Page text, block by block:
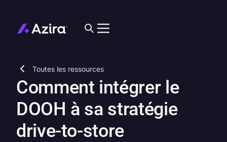
Toutes les ressources
Comment intégrer le
DOOH à sa stratégie
drive-to-store